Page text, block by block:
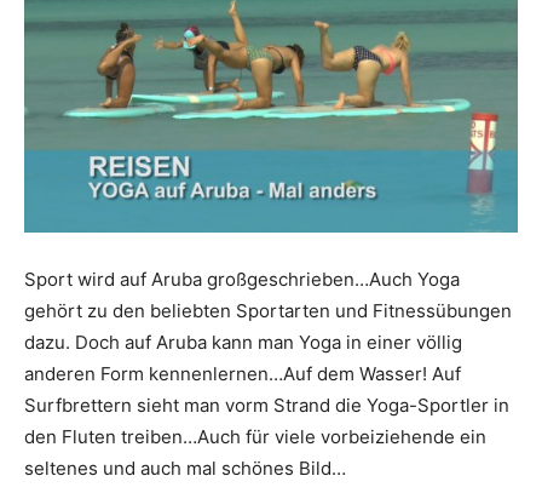
und
Reiseempfehlungen.
Sport wird auf Aruba großgeschrieben…Auch Yoga
gehört zu den beliebten Sportarten und Fitnessübungen
dazu. Doch auf Aruba kann man Yoga in einer völlig
anderen Form kennenlernen…Auf dem Wasser! Auf
Surfbrettern sieht man vorm Strand die Yoga-Sportler in
den Fluten treiben…Auch für viele vorbeiziehende ein
seltenes und auch mal schönes Bild…